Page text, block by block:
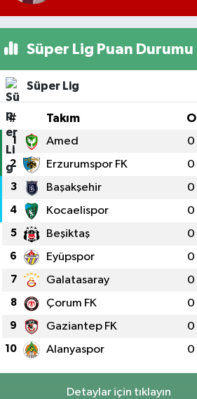
Süper Lig Puan Durumu
Süper Lig
# Takım O
1 Amed 0
2 Erzurumspor FK 0
3 Başakşehir 0
4 Kocaelispor 0
5 Beşiktaş 0
6 Eyüpspor 0
7 Galatasaray 0
8 Çorum FK 0
9 Gaziantep FK 0
10 Alanyaspor 0
Detaylar için tıklayın